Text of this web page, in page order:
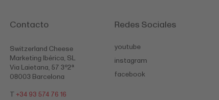
Contacto
Switzerland Cheese
Marketing Ibérica, SL
Via Laietana, 57 3º2ª
08003 Barcelona
T +34 93 574 76 16
Redes Sociales
youtube
instagram
facebook